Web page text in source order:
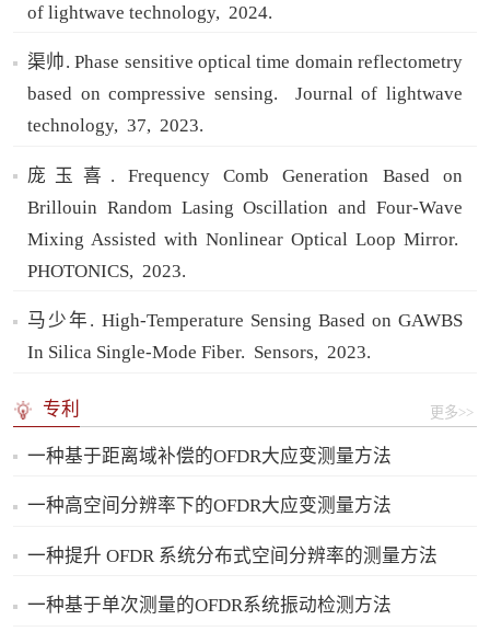
of lightwave technology, 2024.
渠帅. Phase sensitive optical time domain reflectometry
based on compressive sensing.
Journal of lightwave
technology, 37, 2023.
庞玉喜. Frequency Comb Generation Based on
Brillouin Random Lasing Oscillation and Four-Wave
Mixing Assisted with Nonlinear Optical Loop Mirror.
PHOTONICS, 2023.
马少年. High-Temperature Sensing Based on GAWBS
In Silica Single-Mode Fiber. Sensors, 2023.
专利 更多>>
一种基于距离域补偿的OFDR大应变测量方法
一种高空间分辨率下的OFDR大应变测量方法
一种提升 OFDR 系统分布式空间分辨率的测量方法
一种基于单次测量的OFDR系统振动检测方法